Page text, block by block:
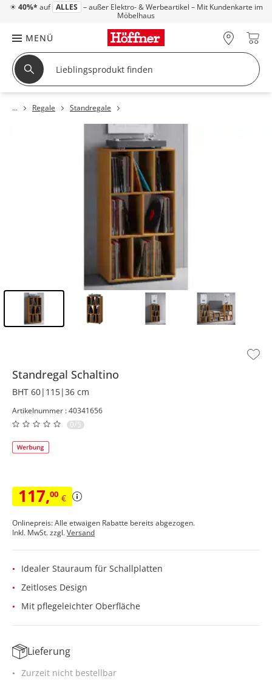
☀ 40%* auf ALLES – außer Elektro- & Werbeartikel – Mit Kundenkarte im
Möbelhaus
MENÜ
Regale Standregale
Standregal Schaltino
BHT 60|115|36 cm
Artikelnummer : 40341656
0/5
117,00 €
Onlinepreis: Alle etwaigen Rabatte bereits abgezogen.
Inkl. MwSt. zzgl.Versand
Idealer Stauraum für Schallplatten
Zeitloses Design
Mit pflegeleichter Oberfläche
Lieferung
Zurzeit nicht bestellbar